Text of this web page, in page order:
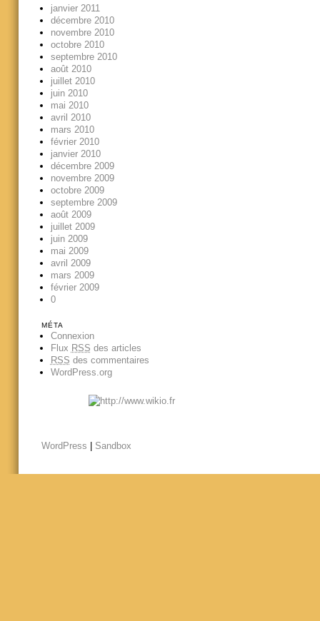
janvier 2011
décembre 2010
novembre 2010
octobre 2010
septembre 2010
août 2010
juillet 2010
juin 2010
mai 2010
avril 2010
mars 2010
février 2010
janvier 2010
décembre 2009
novembre 2009
octobre 2009
septembre 2009
août 2009
juillet 2009
juin 2009
mai 2009
avril 2009
mars 2009
février 2009
0
MÉTA
Connexion
Flux RSS des articles
RSS des commentaires
WordPress.org
WordPress Sandbox